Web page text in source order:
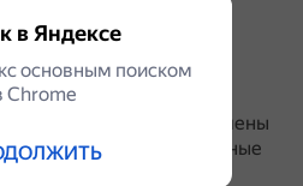
можно было решить
что некоторые
интегралы и
не могут быть решены
требуются численные
в Яндексе
основным поиском
Сhrome